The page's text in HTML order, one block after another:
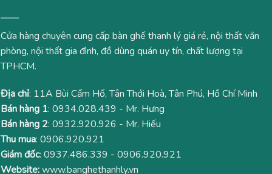
Cửa hàng chuyên cung cấp bàn ghế thanh lý giá rẻ, nội thất văn
phòng, nội thất gia đình, đồ dùng quán uy tín, chất lượng tại
TPHCM.
Địa chỉ: 11A Bùi Cẩm Hổ, Tân Thới Hoà, Tân Phú, Hồ Chí Minh
Bán hàng 1: 0934.028.439 - Mr. Hưng
Bán hàng 2: 0932.920.926 - Mr. Hiếu
Thu mua: 0906.920.921
Giám đốc: 0937.486.339 - 0906.920.921
Website:www.banghethanhly.vn